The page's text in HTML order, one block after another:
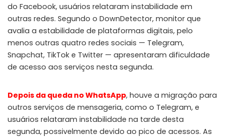
do Facebook, usuários relataram instabilidade em
outras redes. Segundo o DownDetector, monitor que
avalia a estabilidade de plataformas digitais, pelo
menos outras quatro redes sociais — Telegram,
Snapchat, TikTok e Twitter — apresentaram dificuldade
de acesso aos serviços nesta segunda.
Depois da queda no WhatsApp, houve a migração para
outros serviços de mensageria, como o Telegram, e
usuários relataram instabilidade na tarde desta
segunda, possivelmente devido ao pico de acessos. As